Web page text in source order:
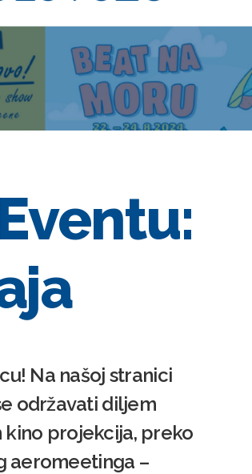
Na našoj stranici
održavati diljem
kino projekcija, preko
aeromeetinga –